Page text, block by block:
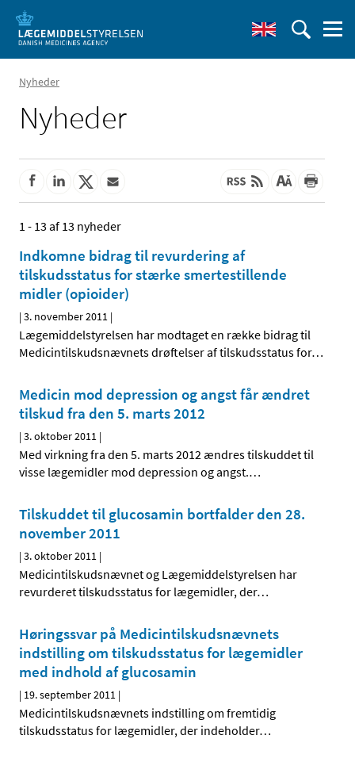
Nyheder
Nyheder
1 - 13 af 13 nyheder
Indkomne bidrag til revurdering af
tilskudsstatus for stærke smertestillende
midler (opioider)
|3. november 2011 |
Lægemiddelstyrelsen har modtaget en række bidrag til
Medicintilskudsnævnets drøftelser af tilskudsstatus for…
Medicin mod depression og angst får ændret
tilskud fra den 5. marts 2012
|3. oktober 2011 |
Med virkning fra den 5. marts 2012 ændres tilskuddet til
visse lægemidler mod depression og angst.…
Tilskuddet til glucosamin bortfalder den 28.
november 2011
|3. oktober 2011 |
Medicintilskudsnævnet og Lægemiddelstyrelsen har
revurderet tilskudsstatus for lægemidler, der…
Høringssvar på Medicintilskudsnævnets
indstilling om tilskudsstatus for lægemidler
med indhold af glucosamin
| 19. september 2011 |
Medicintilskudsnævnets indstilling om fremtidig
tilskudsstatus for lægemidler, der indeholder…